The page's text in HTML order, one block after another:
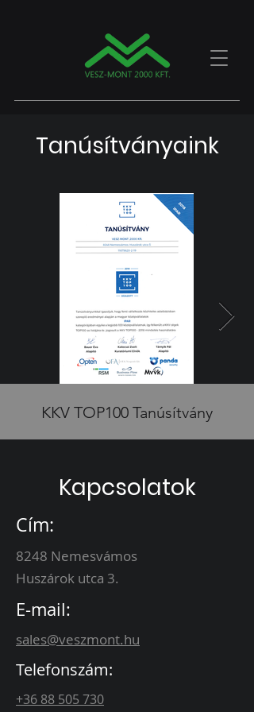
Tanúsítványaink
KKV TOP100 Tanúsítvány
Kapcsolatok
Cím:
8248 Nemesvámos
Huszárok utca 3.
E-mail:
sales@veszmont.hu
Telefonszám:
+36 88 505 730